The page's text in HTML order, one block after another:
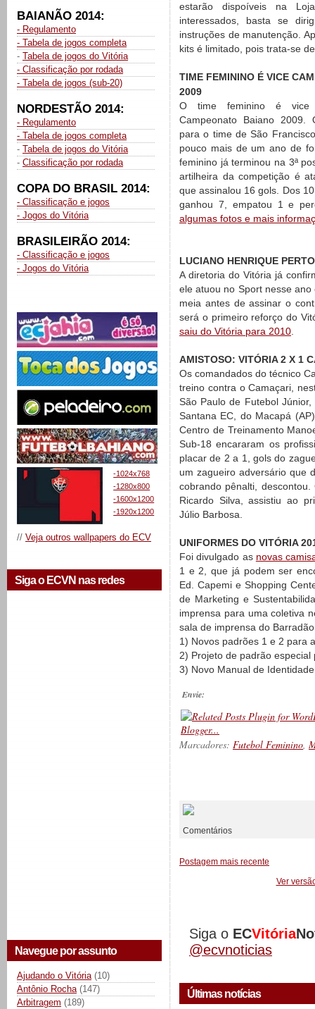
BAIANÃO 2014:
- Regulamento
- Tabela de jogos completa
- Tabela de jogos do Vitória
- Classificação por rodada
- Tabela de jogos (sub-20)
NORDESTÃO 2014:
- Regulamento
- Tabela de jogos completa
- Tabela de jogos do Vitória
- Classificação por rodada
COPA DO BRASIL 2014:
- Classificação e jogos
- Jogos do Vitória
BRASILEIRÃO 2014:
- Classificação e jogos
- Jogos do Vitória
-1024x768
-1280x800
-1600x1200
-1920x1200
// Veja outros wallpapers do ECV
Siga o ECVN nas redes
Navegue por assunto
Ajudando o Vitória (10)
Antônio Rocha (147)
Arbitragem (189)
estarão dispoíveis na
interessados, basta se
instruções de manutenção.
kits é limitado, pois trata-se
TIME FEMININO É VICE
2009
O time feminino é vice
Campeonato Baiano 2009.
para o time de São
pouco mais de um ano de
feminino já terminou na 3ª
artilheira da competição é
que assinalou 16 gols. Dos
ganhou 7, empatou 1 e
algumas fotos e mais
LUCIANO HENRIQUE
A diretoria do Vitória já
ele atuou no Sport nesse
meia antes de assinar o
será o primeiro reforço do
saiu do Vitória para 2010.
AMISTOSO: VITÓRIA 2 X 1
Os comandados do técnico
treino contra o Camaçari,
São Paulo de Futebol
Santana EC, do Macapá
Centro de Treinamento
Sub-18 encararam os
placar de 2 a 1, gols do
um zagueiro adversário que
cobrando pênalti,
Ricardo Silva, assistiu ao
Júlio Barbosa.
UNIFORMES DO VITÓRIA
Foi divulgado as novas
1 e 2, que já podem ser
Ed. Capemi e Shopping
de Marketing e
imprensa para uma coletiva
sala de imprensa do
1) Novos padrões 1 e 2 para
2) Projeto de padrão
3) Novo Manual de
Envie:
Marcadores: Futebol Feminino,
Comentários
Postagem mais recente
Ver
Siga o ECVitória
@ecvnoticias
Últimas notícias